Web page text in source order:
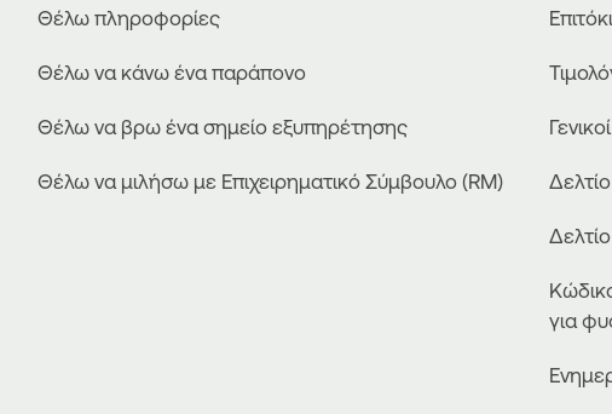
Θέλω πληροφορίες
Θέλω να κάνω ένα παράπονο
Θέλω να βρω ένα σημείο εξυπηρέτησης
Θέλω να μιλήσω με Επιχειρηματικό Σύμβουλο (RM)
για